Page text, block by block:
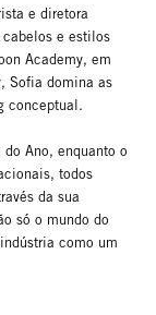
e diretora
e estilos
Academy, em
Sofia domina as
conceptual.
Ano, enquanto o
todos
da sua
só o mundo do
como um